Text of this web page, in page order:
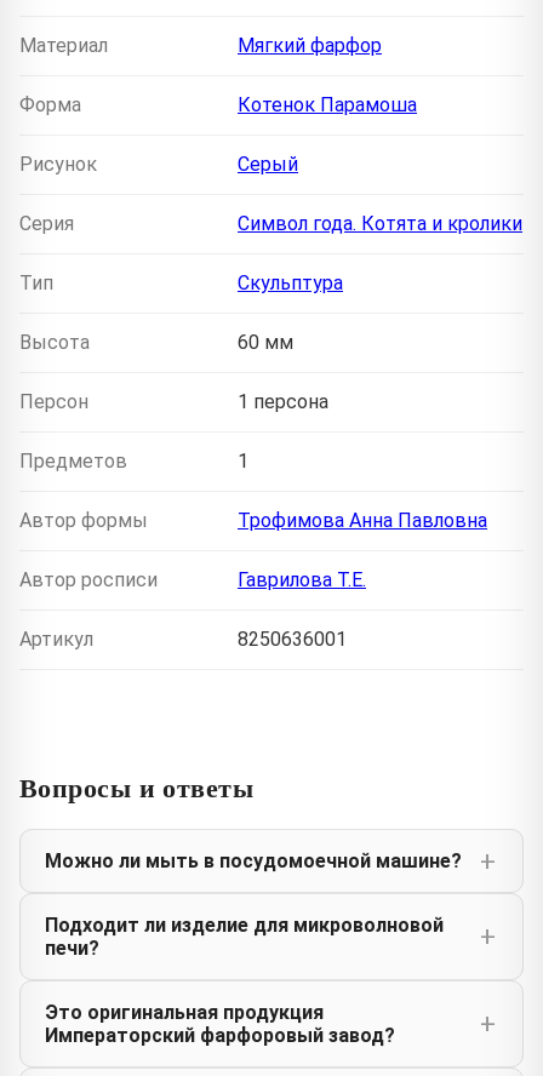
Материал Мягкий фарфор
Форма Котенок Парамоша
Рисунок Серый
Серия Символ года. Котята и кролики
Тип Скульптура
Высота 60 мм
Персон 1 персона
Предметов 1
Автор формы Трофимова Анна Павловна
Автор росписи Гаврилова Т.Е.
Артикул 8250636001
Вопросы и ответы
Можно ли мыть в посудомоечной машине?
Подходит ли изделие для микроволновой
печи?
Это оригинальная продукция
Императорский фарфоровый завод?